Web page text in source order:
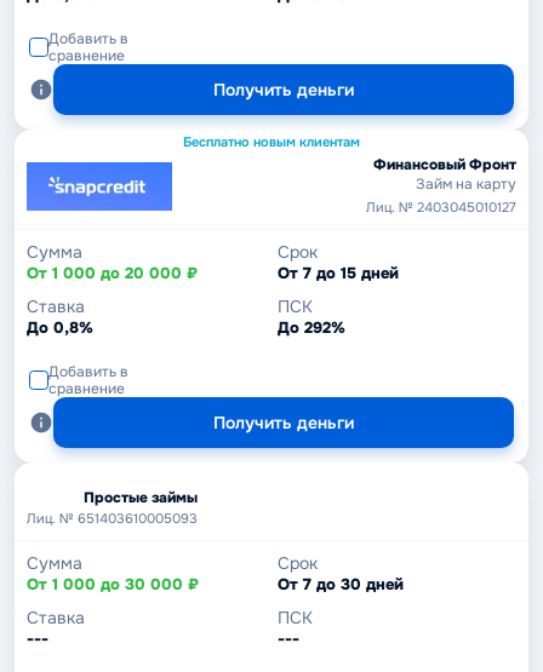
Добавить в
сравнение
Получить деньги
Бесплатно новым клиентам
Финансовый Фронт
Займ на карту
Лиц. № 2403045010127
Сумма
От 1 000 до 20 000 ₽
Срок
От 7 до 15 дней
Ставка
До 0,8%
ПСК
До 292%
Добавить в
сравнение
Получить деньги
Простые займы
Лиц. № 651403610005093
Сумма
От 1 000 до 30 000 ₽
Срок
От 7 до 30 дней
Ставка
---
ПСК
---